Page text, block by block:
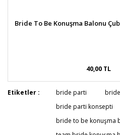
Bride To Be Konuşma Balonu
40,00 TL
Etiketler : bride parti
bride parti konsepti
bride to be konuşma